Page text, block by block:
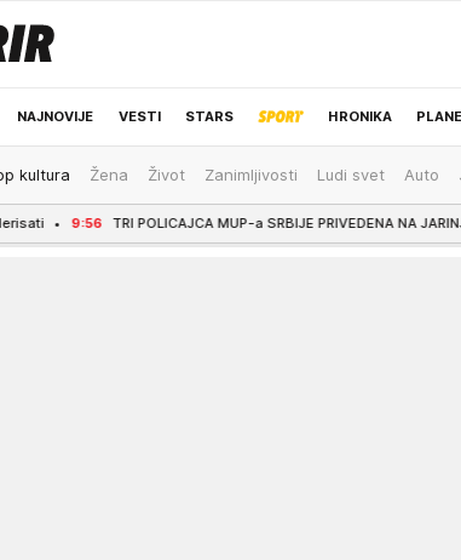
NAJNOVIJE VESTI STARS HRONIKA
BUDUĆNOST REGION NEWS IZBOR UREDNIKA
kultura Žena Život Zanimljivosti Ludi svet Auto
POLICAJCA MUP-a SRBIJE PRIVEDENA NA JARINJU: Dvojica